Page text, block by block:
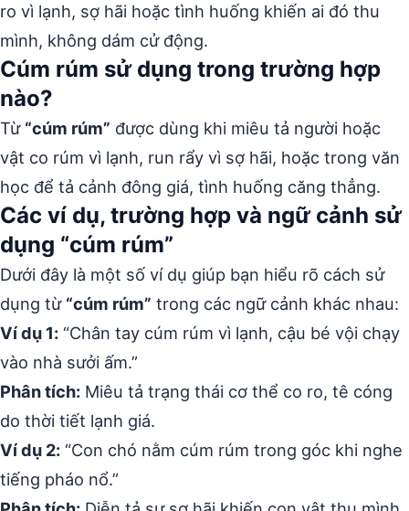
ro vì lạnh, sợ hãi hoặc tình huống khiến ai đó thu
mình, không dám cử động.
Cúm rúm sử dụng trong trường hợp
nào?
Từ “cúm rúm” được dùng khi miêu tả người hoặc
vật co rúm vì lạnh, run rẩy vì sợ hãi, hoặc trong văn
học để tả cảnh đông giá, tình huống căng thẳng.
Các ví dụ, trường hợp và ngữ cảnh sử
dụng “cúm rúm”
Dưới đây là một số ví dụ giúp bạn hiểu rõ cách sử
dụng từ “cúm rúm” trong các ngữ cảnh khác nhau:
Ví dụ 1: “Chân tay cúm rúm vì lạnh, cậu bé vội chạy
vào nhà sưởi ấm.”
Phân tích: Miêu tả trạng thái cơ thể co ro, tê cóng
do thời tiết lạnh giá.
Ví dụ 2: “Con chó nằm cúm rúm trong góc khi nghe
tiếng pháo nổ.”